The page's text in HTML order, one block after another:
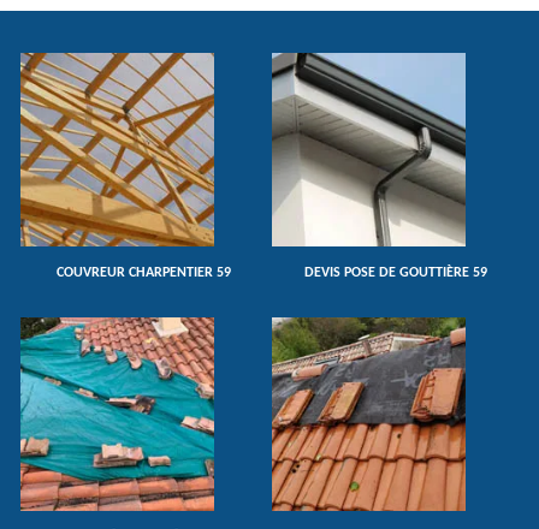
COUVREUR CHARPENTIER 59 DEVIS POSE DE GOUTTIÈRE 59